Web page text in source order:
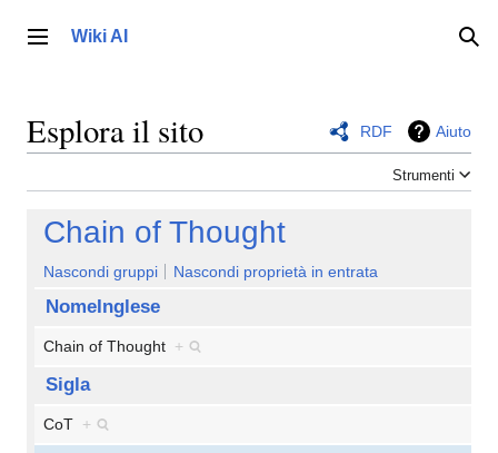
contenutoMenu principale
Wiki AI
Esplora il sito RDF Aiuto
Strumenti
Chain of Thought
Nascondi gruppi Nascondi proprietà in entrata
NomeInglese
Chain of Thought +
Sigla
CoT +